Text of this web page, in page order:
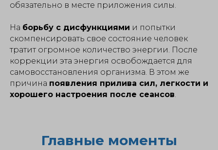
обязательно в месте приложения силы.
На борьбу с дисфункциями и попытки
скомпенсировать свое состояние человек
тратит огромное количество энергии. После
коррекции эта энергия освобождается для
самовосстановления организма. В этом же
причина появления прилива сил, легкости и
хорошего настроения после сеансов.
Главные моменты